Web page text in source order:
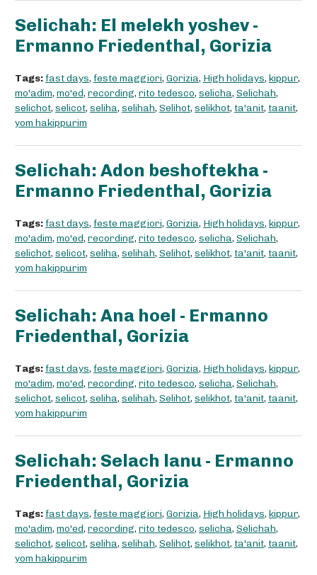
Selichah: El melekh yoshev -
Ermanno Friedenthal, Gorizia
Tags: fast days, feste maggiori, Gorizia, High holidays, kippur,
mo'adim, mo'ed, recording, rito tedesco, selicha, Selichah,
selichot, selicot, seliha, selihah, Selihot, selikhot, ta'anit, taanit,
yom hakippurim
Selichah: Adon beshoftekha -
Ermanno Friedenthal, Gorizia
Tags: fast days, feste maggiori, Gorizia, High holidays, kippur,
mo'adim, mo'ed, recording, rito tedesco, selicha, Selichah,
selichot, selicot, seliha, selihah, Selihot, selikhot, ta'anit, taanit,
yom hakippurim
Selichah: Ana hoel - Ermanno
Friedenthal, Gorizia
Tags: fast days, feste maggiori, Gorizia, High holidays, kippur,
mo'adim, mo'ed, recording, rito tedesco, selicha, Selichah,
selichot, selicot, seliha, selihah, Selihot, selikhot, ta'anit, taanit,
yom hakippurim
Selichah: Selach lanu - Ermanno
Friedenthal, Gorizia
Tags: fast days, feste maggiori, Gorizia, High holidays, kippur,
mo'adim, mo'ed, recording, rito tedesco, selicha, Selichah,
selichot, selicot, seliha, selihah, Selihot, selikhot, ta'anit, taanit,
yom hakippurim